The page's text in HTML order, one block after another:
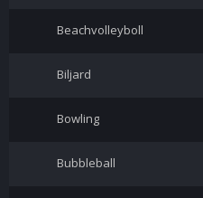
Beachvolleyboll
Biljard
Bowling
Bubbleball